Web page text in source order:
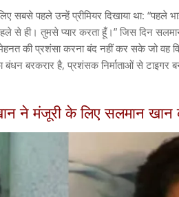
पहले उन्हें प्रीमियर दिखाया था: “पहले
ही। तुमसे प्यार करता हूँ।” जिस दिन
की प्रशंसा करना बंद नहीं कर सके जो वह
बरकरार है, प्रशंसक निर्माताओं से टाइगर
ने मंजूरी के लिए सलमान खान